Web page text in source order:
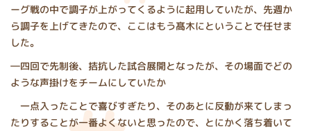
ーグ戦の中で調子が上がってくるように起用していたが、先週か
ら調子を上げてきたので、ここはもう髙木にということで任せま
した。
―四回で先制後、拮抗した試合展開となったが、その場面でどの
ような声掛けをチームにしていたか
一点入ったことで喜びすぎたり、そのあとに反動が来てしまっ
たりすることが一番よくないと思ったので、とにかく落ち着いて